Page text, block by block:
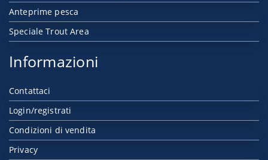
Anteprime pesca
Speciale Trout Area
Informazioni
Contattaci
Login/registrati
Condizioni di vendita
Privacy